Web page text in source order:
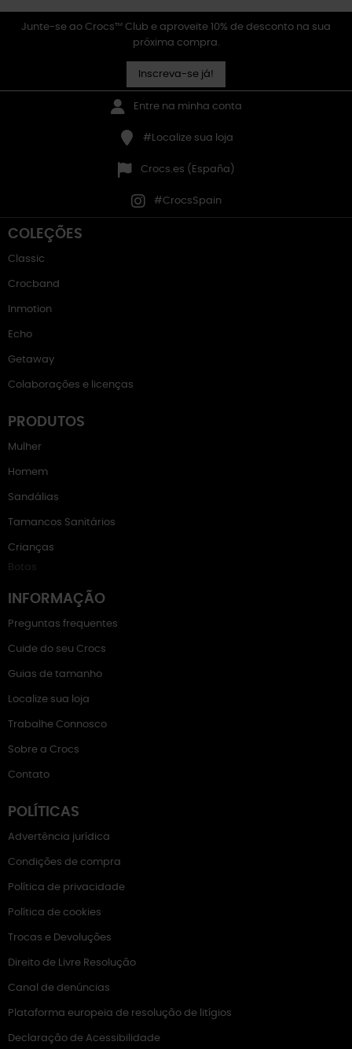
Junte-se ao Crocs™ Club e aproveite 10% de desconto na sua
próxima compra.
Inscreva-se já!
Entre na minha conta
#Localize sua loja
Crocs.es (España)
#CrocsSpain
COLEÇÕES
Classic
Crocband
Inmotion
Echo
Getaway
Colaborações e licenças
PRODUTOS
Mulher
Homem
Sandálias
Tamancos Sanitários
Crianças
Botas
INFORMAÇÃO
Preguntas frequentes
Cuide do seu Crocs
Guias de tamanho
Localize sua loja
Trabalhe Connosco
Sobre a Crocs
Contato
POLÍTICAS
Advertência jurídica
Condições de compra
Política de privacidade
Política de cookies
Trocas e Devoluções
Direito de Livre Resolução
Canal de denúncias
Plataforma europeia de resolução de litígios
Declaração de Acessibilidade